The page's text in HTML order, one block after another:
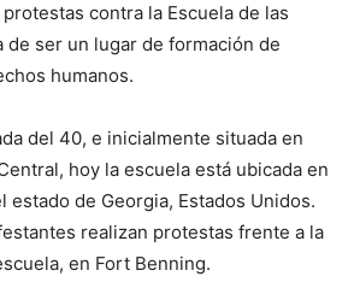
contra la Escuela de las
de ser un lugar de formación de
humanos.
del 40, e inicialmente situada en
hoy la escuela está ubicada en
estado de Georgia, Estados Unidos.
realizan protestas frente a la
en Fort Benning.